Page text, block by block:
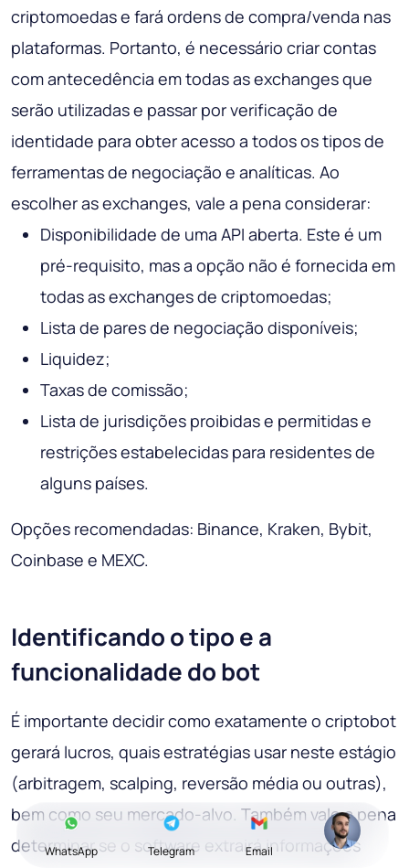
criptomoedas e fará ordens de compra/venda nas
plataformas. Portanto, é necessário criar contas
com antecedência em todas as exchanges que
serão utilizadas e passar por verificação de
identidade para obter acesso a todos os tipos de
ferramentas de negociação e analíticas. Ao
escolher as exchanges, vale a pena considerar:
Disponibilidade de uma API aberta. Este é um
pré-requisito, mas a opção não é fornecida em
todas as exchanges de criptomoedas;
Lista de pares de negociação disponíveis;
Liquidez;
Taxas de comissão;
Lista de jurisdições proibidas e permitidas e
restrições estabelecidas para residentes de
alguns países.
Opções recomendadas: Binance, Kraken, Bybit,
Coinbase e MEXC.
Identificando o tipo e a
funcionalidade do bot
É importante decidir como exatamente o criptobot
gerará lucros, quais estratégias usar neste estágio
(arbitragem, scalping, reversão média ou outras),
bem como seu mercado-alvo. Também vale a pena
determinar se o software extrairá informações
WhatsApp Telegram Email